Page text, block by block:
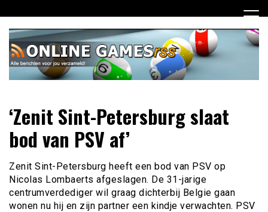
naar
inhoud
Online Games RSS
verzameld
‘Zenit Sint-Petersburg slaat
bod van PSV af’
Zenit Sint-Petersburg heeft een bod van PSV op
Nicolas Lombaerts afgeslagen. De 31-jarige
centrumverdediger wil graag dichterbij Belgie gaan
wonen nu hij en zijn partner een kindje verwachten. PSV